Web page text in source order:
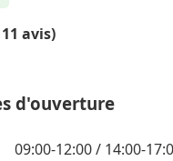
avis)
d'ouverture
09:00-12:00 / 14:00-